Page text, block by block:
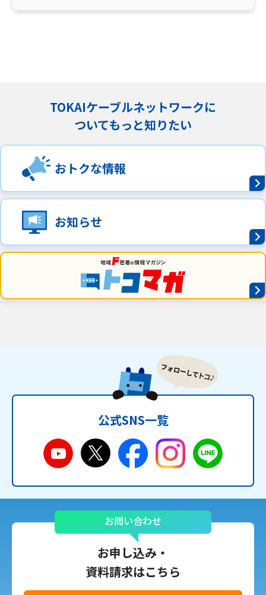
TOKAIケーブルネットワークに
ついてもっと知りたい
おトクな情報
お知らせ
公式SNS一覧
お問い合わせ
お申し込み・
資料請求はこちら